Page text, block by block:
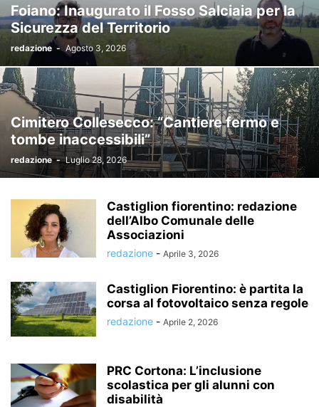
Foiano: Inaugurato il Fosso Salciaia per la
Sicurezza del Territorio
redazione - Agosto 3, 2026
Cimitero Collesecco: “Cantiere fermo e
tombe inaccessibili”
redazione - Luglio 28, 2026
Castiglion fiorentino: redazione
dell’Albo Comunale delle
Associazioni
redazione - Aprile 3, 2026
Castiglion Fiorentino: è partita la
corsa al fotovoltaico senza regole
redazione - Aprile 2, 2026
PRC Cortona: L’inclusione
scolastica per gli alunni con
disabilità